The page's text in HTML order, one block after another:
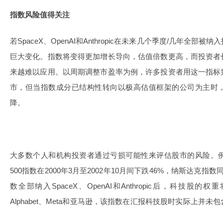
指数风险值得关注
若SpaceX、OpenAI和Anthropic在未来几个季度/几年全部被纳
巨大变化。指数将变得更加增长导向，估值倍数更高，而投资
来越难以应用。以周期调整市盈率为例，许多投资者用这一指
市，但当指数成分已结构性转向以极高估值框架的公司为主时
降。
大多数个人和机构投资者通过亏损可能性来评估股市的风险。
500指数在2000年3月至2002年10月间下跌46%，纳斯达克指数
数全部纳入SpaceX、OpenAI和Anthropic后，科技股的权
Alphabet、Meta和亚马逊，该指数在汇报科技股时实际上并未